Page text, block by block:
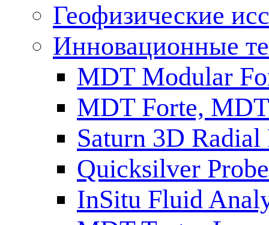
Геофизические
Инновационные
MDT Modular
MDT Forte,
Saturn 3D
Quicksilver
InSitu Fluid